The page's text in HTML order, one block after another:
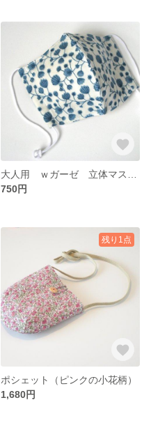
750円
残り1点
ポシェット（ピンクの小花柄）
1,680円